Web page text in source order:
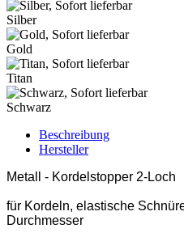
Silber
Gold
Titan
Schwarz
Beschreibung
Hersteller
Metall - Kordelstopper 2-Loch
für Kordeln, elastische
Durchmesser